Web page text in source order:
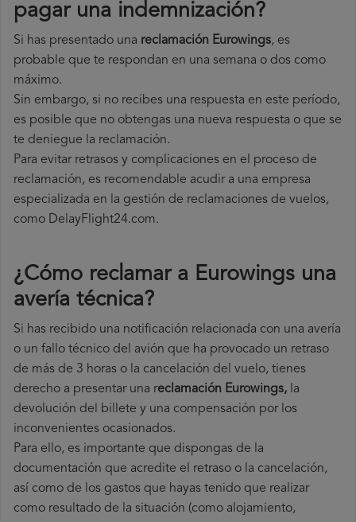
pagar una indemnización?
Si has presentado una reclamación Eurowings, es
probable que te respondan en una semana o dos como
máximo.
Sin embargo, si no recibes una respuesta en este período,
es posible que no obtengas una nueva respuesta o que se
te deniegue la reclamación.
Para evitar retrasos y complicaciones en el proceso de
reclamación, es recomendable acudir a una empresa
especializada en la gestión de reclamaciones de vuelos,
como DelayFlight24.com.
¿Cómo reclamar a Eurowings una
avería técnica?
Si has recibido una notificación relacionada con una avería
o un fallo técnico del avión que ha provocado un retraso
de más de 3 horas o la cancelación del vuelo, tienes
derecho a presentar una reclamación Eurowings, la
devolución del billete y una compensación por los
inconvenientes ocasionados.
Para ello, es importante que dispongas de la
documentación que acredite el retraso o la cancelación,
así como de los gastos que hayas tenido que realizar
como resultado de la situación (como alojamiento,